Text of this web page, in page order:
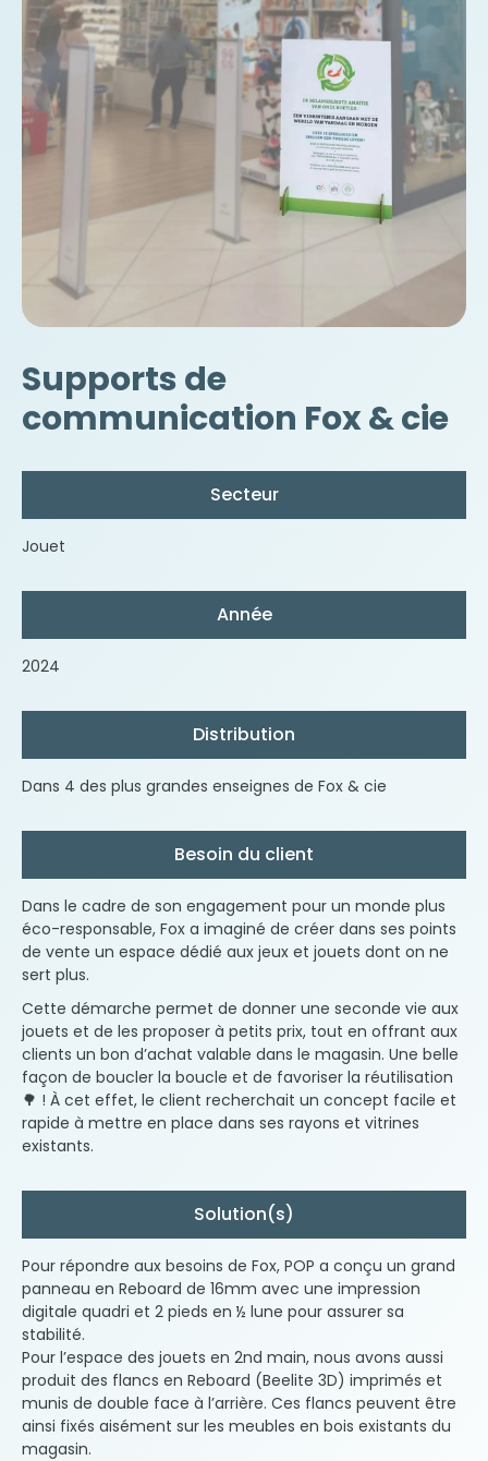
Supports de
communication Fox & cie
Secteur
Jouet
Année
2024
Distribution
Dans 4 des plus grandes enseignes de Fox & cie
Besoin du client
Dans le cadre de son engagement pour un monde plus
éco-responsable, Fox a imaginé de créer dans ses points
de vente un espace dédié aux jeux et jouets dont on ne
sert plus.
Cette démarche permet de donner une seconde vie aux
jouets et de les proposer à petits prix, tout en offrant aux
clients un bon d’achat valable dans le magasin. Une belle
façon de boucler la boucle et de favoriser la réutilisation
🌳 ! À cet effet, le client recherchait un concept facile et
rapide à mettre en place dans ses rayons et vitrines
existants.
Solution(s)
Pour répondre aux besoins de Fox, POP a conçu un grand
panneau en Reboard de 16mm avec une impression
digitale quadri et 2 pieds en ½ lune pour assurer sa
stabilité.
Pour l’espace des jouets en 2nd main, nous avons aussi
produit des flancs en Reboard (Beelite 3D) imprimés et
munis de double face à l’arrière. Ces flancs peuvent être
ainsi fixés aisément sur les meubles en bois existants du
magasin.